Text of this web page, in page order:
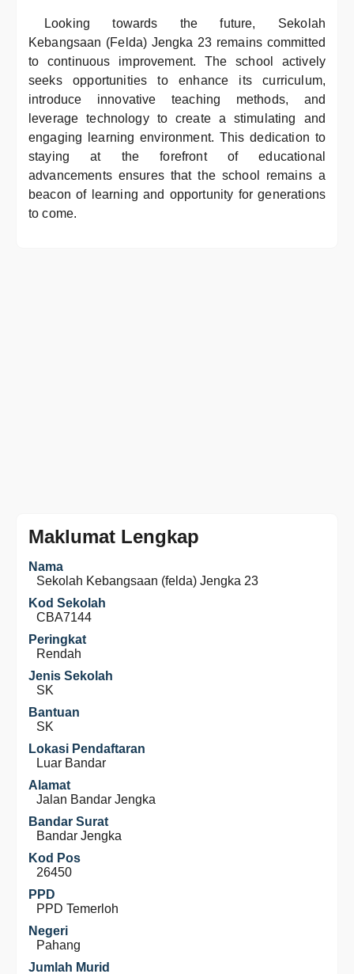
Looking towards the future, Sekolah
Kebangsaan (Felda) Jengka 23 remains committed
to continuous improvement. The school actively
seeks opportunities to enhance its curriculum,
introduce innovative teaching methods, and
leverage technology to create a stimulating and
engaging learning environment. This dedication to
staying at the forefront of educational
advancements ensures that the school remains a
beacon of learning and opportunity for generations
to come.
Maklumat Lengkap
Nama
Sekolah Kebangsaan (felda) Jengka 23
Kod Sekolah
CBA7144
Peringkat
Rendah
Jenis Sekolah
SK
Bantuan
SK
Lokasi Pendaftaran
Luar Bandar
Alamat
Jalan Bandar Jengka
Bandar Surat
Bandar Jengka
Kod Pos
26450
PPD
PPD Temerloh
Negeri
Pahang
Jumlah Murid